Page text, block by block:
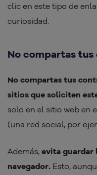
clic en este tipo de
curiosidad.
No compartas tus
No compartas tus
sitios que soliciten
solo en el sitio web en
(una red social, por
Además, evita guardar
navegador. Esto,